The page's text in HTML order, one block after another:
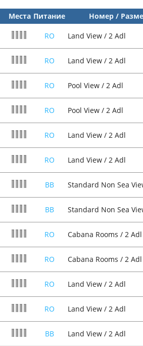
Места Питание Номер /
RO Land View / 2 Adl
RO Land View / 2 Adl
RO Pool View / 2 Adl
RO Pool View / 2 Adl
RO Land View / 2 Adl
RO Land View / 2 Adl
BB Standard Non Sea
BB Standard Non Sea
RO Cabana Rooms / 2 Adl
RO Cabana Rooms / 2 Adl
RO Land View / 2 Adl
RO Land View / 2 Adl
BB Land View / 2 Adl